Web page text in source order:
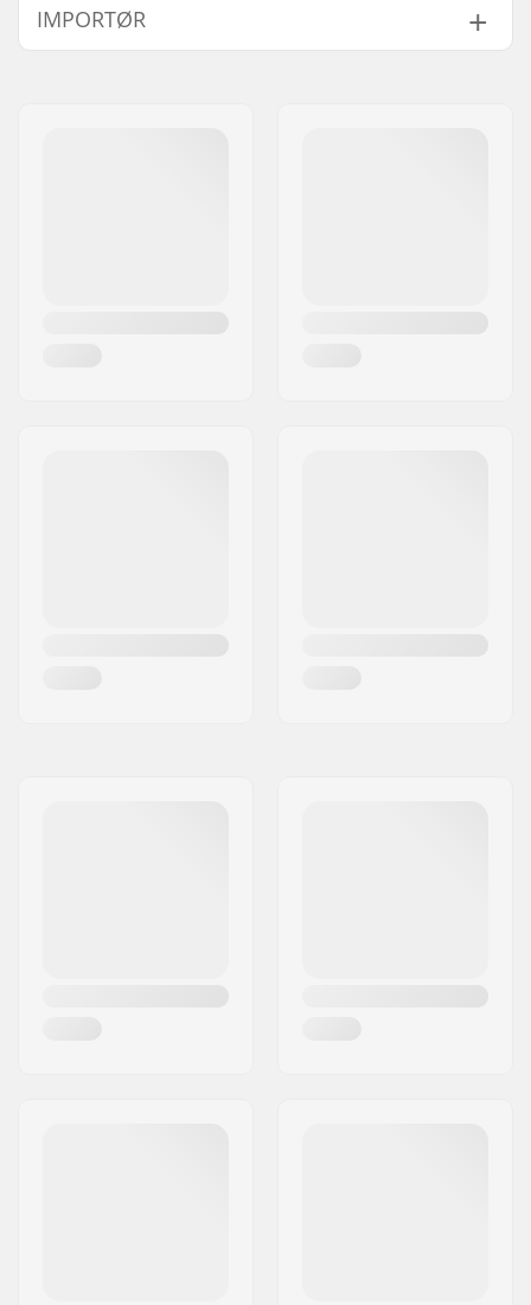
Sadelpind længde:
Sadelpind diameter:
25.4mm
IMPORTØR